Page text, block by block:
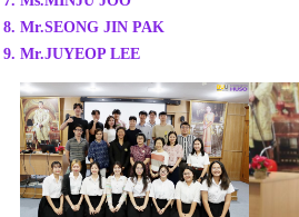
Mr.SEONG JIN PAK
Mr.JUYEOP LEE